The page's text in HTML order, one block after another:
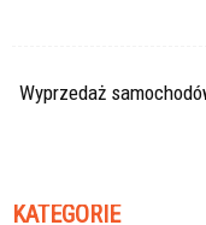
Wyprzedaż
KATEGORIE